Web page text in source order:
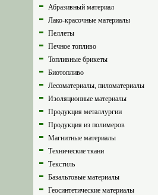
Абразивный материал
Лако-красочные материалы
Пеллеты
Печное топливо
Топливные брикеты
Биотопливо
Лесоматериалы, пиломатериалы
Изоляционные материалы
Продукция металлургии
Продукция из полимеров
Магнитные материалы
Технические ткани
Текстиль
Базальтовые материалы
Геосинтетические материалы